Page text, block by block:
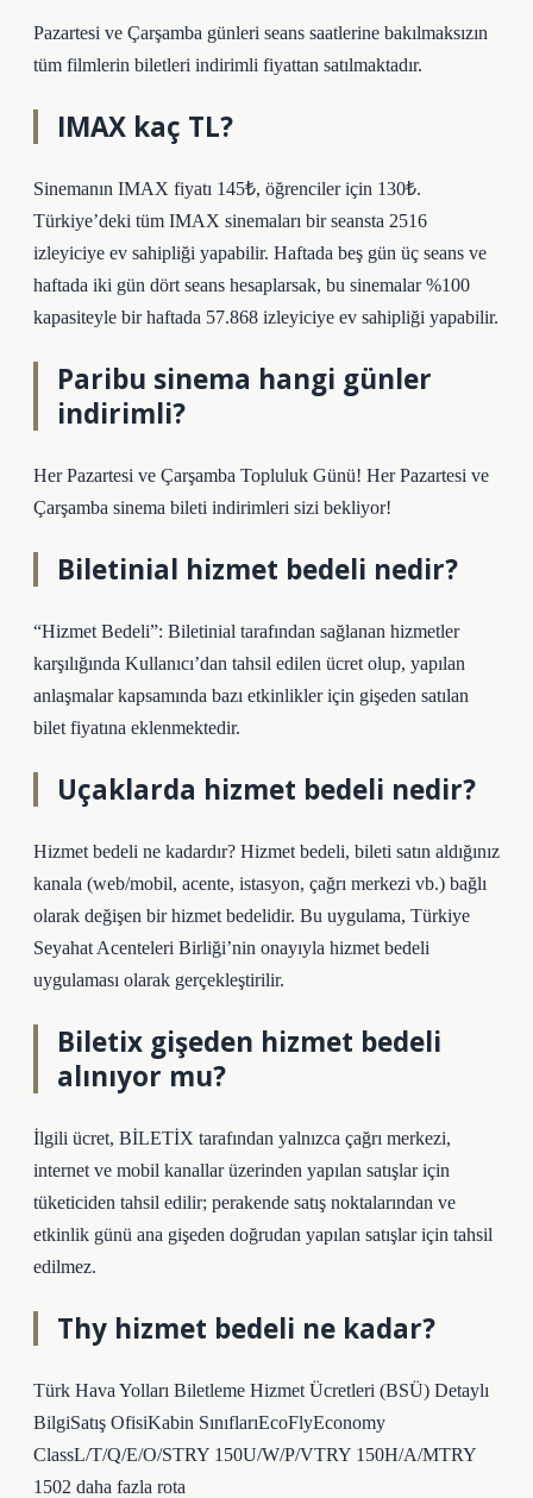
Pazartesi ve Çarşamba günleri seans saatlerine bakılmaksızın
tüm filmlerin biletleri indirimli fiyattan satılmaktadır.
IMAX kaç TL?
Sinemanın IMAX fiyatı 145₺, öğrenciler için 130₺.
Türkiye’deki tüm IMAX sinemaları bir seansta 2516
izleyiciye ev sahipliği yapabilir. Haftada beş gün üç seans ve
haftada iki gün dört seans hesaplarsak, bu sinemalar %100
kapasiteyle bir haftada 57.868 izleyiciye ev sahipliği yapabilir.
Paribu sinema hangi günler
indirimli?
Her Pazartesi ve Çarşamba Topluluk Günü! Her Pazartesi ve
Çarşamba sinema bileti indirimleri sizi bekliyor!
Biletinial hizmet bedeli nedir?
“Hizmet Bedeli”: Biletinial tarafından sağlanan hizmetler
karşılığında Kullanıcı’dan tahsil edilen ücret olup, yapılan
anlaşmalar kapsamında bazı etkinlikler için gişeden satılan
bilet fiyatına eklenmektedir.
Uçaklarda hizmet bedeli nedir?
Hizmet bedeli ne kadardır? Hizmet bedeli, bileti satın aldığınız
kanala (web/mobil, acente, istasyon, çağrı merkezi vb.) bağlı
olarak değişen bir hizmet bedelidir. Bu uygulama, Türkiye
Seyahat Acenteleri Birliği’nin onayıyla hizmet bedeli
uygulaması olarak gerçekleştirilir.
Biletix gişeden hizmet bedeli
alınıyor mu?
İlgili ücret, BİLETİX tarafından yalnızca çağrı merkezi,
internet ve mobil kanallar üzerinden yapılan satışlar için
tüketiciden tahsil edilir; perakende satış noktalarından ve
etkinlik günü ana gişeden doğrudan yapılan satışlar için tahsil
edilmez.
Thy hizmet bedeli ne kadar?
Türk Hava Yolları Biletleme Hizmet Ücretleri (BSÜ) Detaylı
BilgiSatış OfisiKabin SınıflarıEcoFlyEconomy
ClassL/T/Q/E/O/STRY 150U/W/P/VTRY 150H/A/MTRY
1502 daha fazla rota